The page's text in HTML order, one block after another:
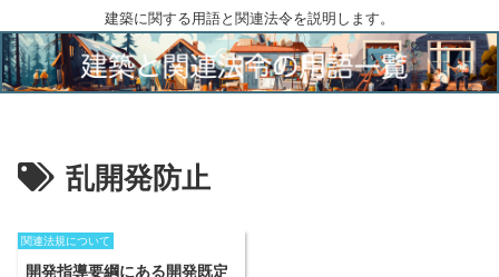
建築に関する用語と関連法令を説明します。
乱開発防止
関連法規について
開発指導要綱にある開発既定